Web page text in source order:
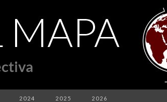
2024 2025 2026